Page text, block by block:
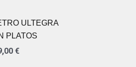
ULTEGRA
PLATOS
€